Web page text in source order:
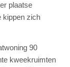
plaatse
kippen zich
90
kweekruimten